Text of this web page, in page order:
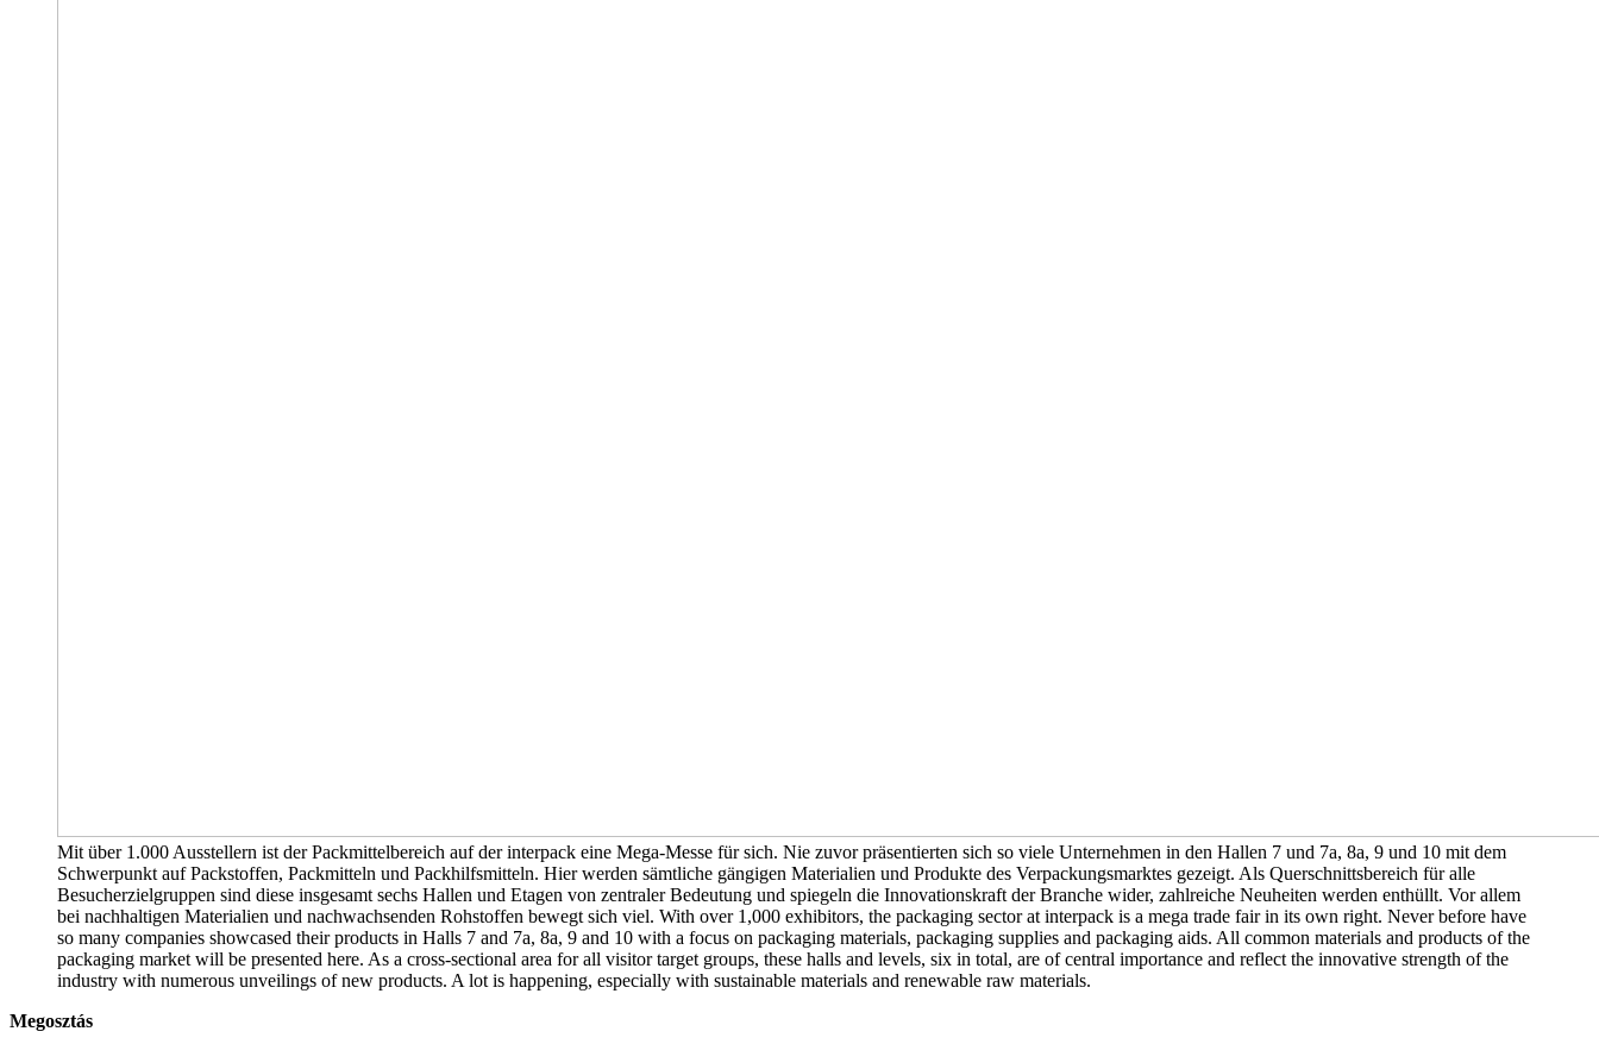
Mit über 1.000 Ausstellern ist der Packmittelbereich auf der interpack eine Mega-Messe für sich. Nie zuvor präsentierten sich so viele Unternehmen in den Hallen 7 und 7a, 8a, 9 und 10 mit dem
Schwerpunkt auf Packstoffen, Packmitteln und Packhilfsmitteln. Hier werden sämtliche gängigen Materialien und Produkte des Verpackungsmarktes gezeigt. Als Querschnittsbereich für alle
Besucherzielgruppen sind diese insgesamt sechs Hallen und Etagen von zentraler Bedeutung und spiegeln die Innovationskraft der Branche wider, zahlreiche Neuheiten werden enthüllt. Vor allem
bei nachhaltigen Materialien und nachwachsenden Rohstoffen bewegt sich viel. With over 1,000 exhibitors, the packaging sector at interpack is a mega trade fair in its own right. Never before have
so many companies showcased their products in Halls 7 and 7a, 8a, 9 and 10 with a focus on packaging materials, packaging supplies and packaging aids. All common materials and products of the
packaging market will be presented here. As a cross-sectional area for all visitor target groups, these halls and levels, six in total, are of central importance and reflect the innovative strength of the
industry with numerous unveilings of new products. A lot is happening, especially with sustainable materials and renewable raw materials.
Megosztás